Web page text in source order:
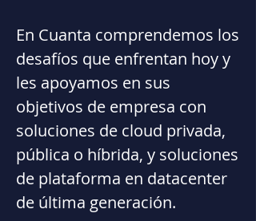
En Cuanta comprendemos los
desafíos que enfrentan hoy y
les apoyamos en sus
objetivos de empresa con
soluciones de cloud privada,
pública o híbrida, y soluciones
de plataforma en datacenter
de última generación.